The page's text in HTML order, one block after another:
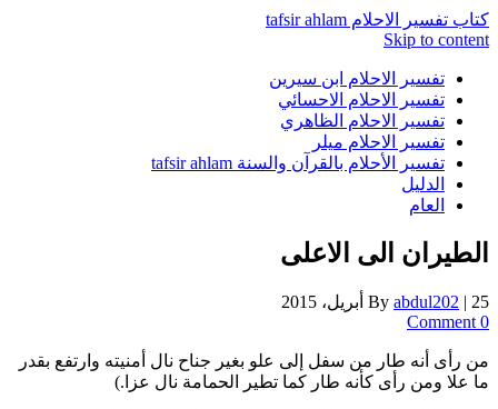
كتاب تفسير الاحلام tafsir ahlam
Skip to content
تفسير الاحلام ابن سيرين
تفسير الاحلام الاحسائي
تفسير الاحلام الظاهري
تفسير الاحلام ميلر
تفسير الأحلام بالقرآن والسنة tafsir ahlam
الدليل
العام
الطيران الى الاعلى
By abdul202 | 25 أبريل، 2015
0 Comment
من رأى أنه طار من سفل إلى علو بغير جناح نال أمنيته وارتفع بقدر
ما علا ومن رأى كأنه طار كما تطير الحمامة نال عزا.)